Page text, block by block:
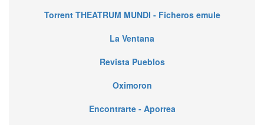
Torrent THEATRUM MUNDI - Ficheros emule
La Ventana
Revista Pueblos
Oximoron
Encontrarte - Aporrea